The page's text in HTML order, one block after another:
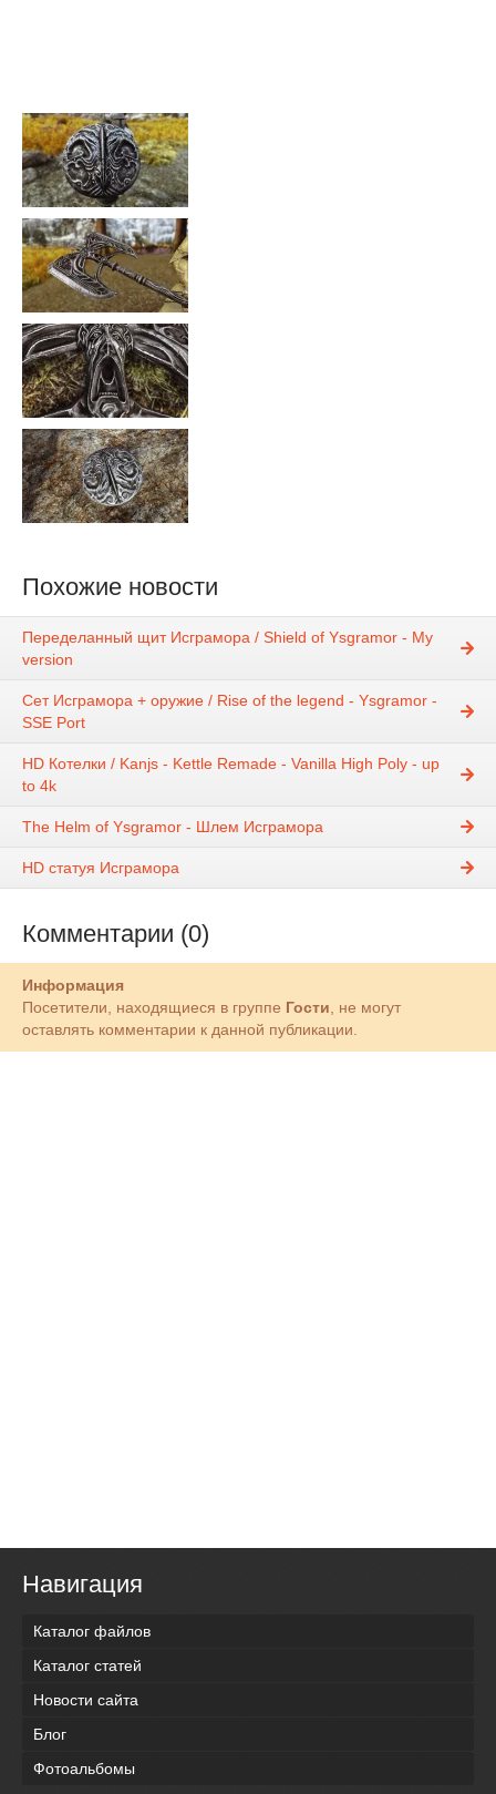
Похожие новости
Переделанный щит Исграмора / Shield of Ysgramor - My
version
Сет Исграмора + оружие / Rise of the legend - Ysgramor -
SSE Port
HD Котелки / Kanjs - Kettle Remade - Vanilla High Poly - up
to 4k
The Helm of Ysgramor - Шлем Исграмора
HD статуя Исграмора
Комментарии (0)
Информация
Посетители, находящиеся в группе Гости, не могут
оставлять комментарии к данной публикации.
Навигация
Каталог файлов
Каталог статей
Новости сайта
Блог
Фотоальбомы